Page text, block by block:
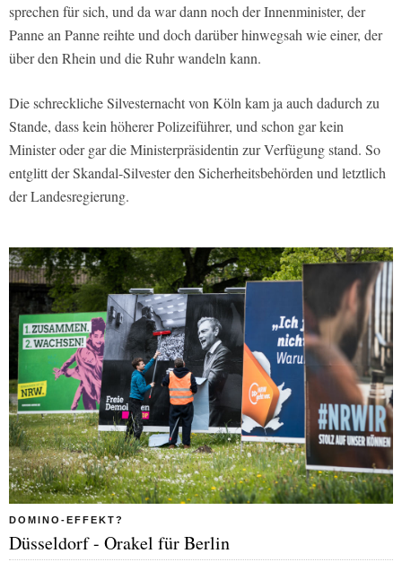
sprechen für sich, und da war dann noch der Innenminister, der
Panne an Panne reihte und doch darüber hinwegsah wie einer, der
über den Rhein und die Ruhr wandeln kann.
Die schreckliche Silvesternacht von Köln kam ja auch dadurch zu
Stande, dass kein höherer Polizeiführer, und schon gar kein
Minister oder gar die Ministerpräsidentin zur Verfügung stand. So
entglitt der Skandal-Silvester den Sicherheitsbehörden und letztlich
der Landesregierung.
DOMINO-EFFEKT?
Düsseldorf - Orakel für Berlin